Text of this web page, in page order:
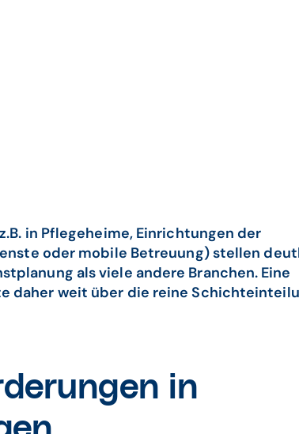
in Pflegeheime, Einrichtungen der
oder mobile Betreuung) stellen
als viele andere Branchen. Eine
daher weit über die reine
in